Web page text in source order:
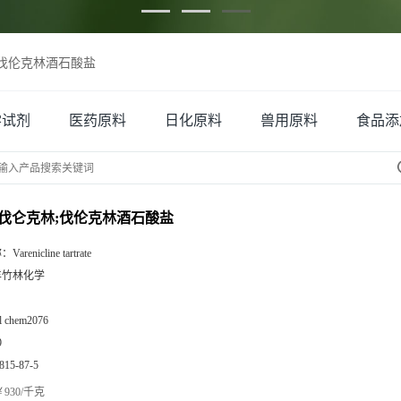
伦克林酒石酸盐
剂 医药原料 日化原料 兽用原料 食品添
仑克林;伐伦克林酒石酸盐
Varenicline tartrate
林化学
chem2076
87-5
930/千克